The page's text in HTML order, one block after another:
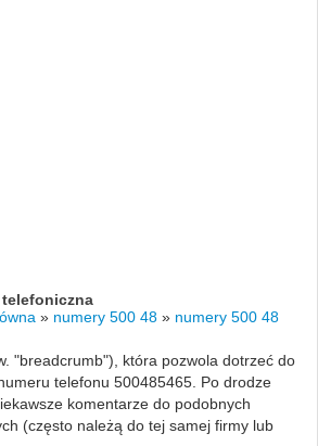
» numery 500 48 » numery 500 48
"breadcrumb"), która pozwola dotrzeć do
telefonu 500485465. Po drodze
komentarze do podobnych
(często należą do tej samej firmy lub